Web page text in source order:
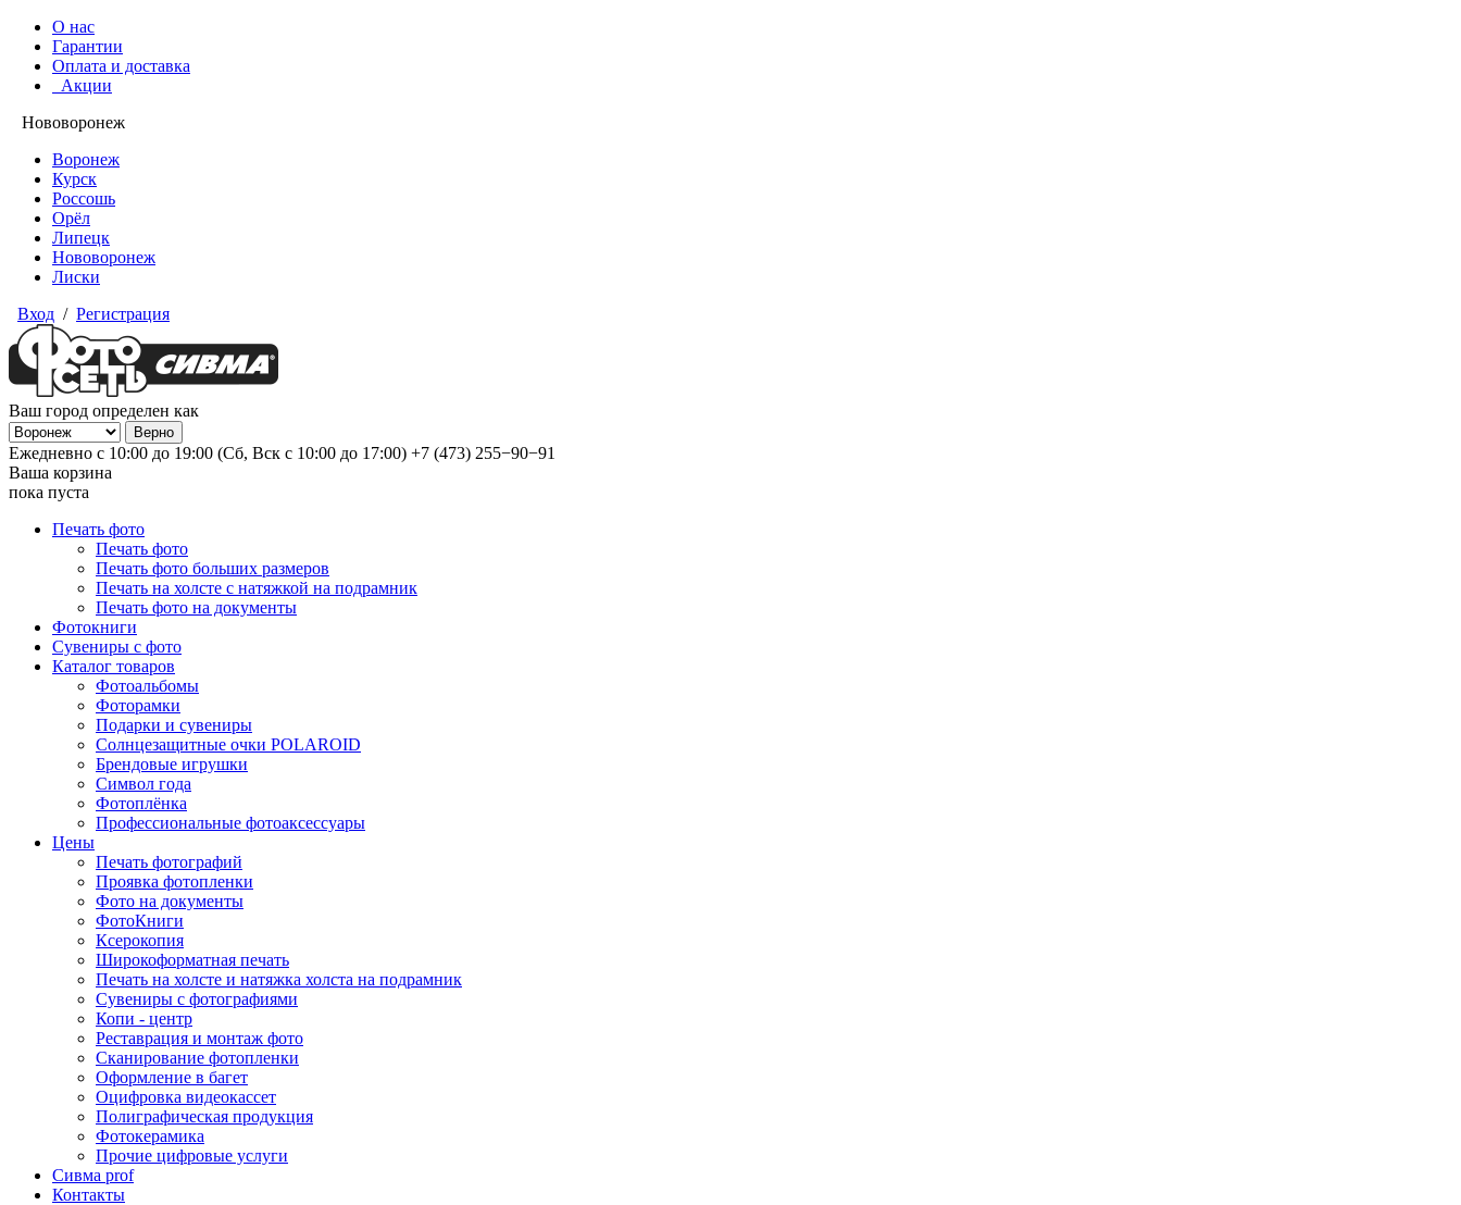
О нас
Гарантии
Оплата и доставка
Акции
Нововоронеж
Воронеж
Курск
Россошь
Орёл
Липецк
Нововоронеж
Лиски
Вход / Регистрация
Ваш город определен как
Ежедневно с 10:00 до 19:00 (Сб, Вск с 10:00 до 17:00) +7 (473) 255−90−91
Ваша корзина
пока пуста
Печать фото
Печать фото
Печать фото больших размеров
Печать на холсте с натяжкой на подрамник
Печать фото на документы
Фотокниги
Сувениры с фото
Каталог товаров
Фотоальбомы
Фоторамки
Подарки и сувениры
Солнцезащитные очки POLAROID
Брендовые игрушки
Символ года
Фотоплёнка
Профессиональные фотоаксессуары
Цены
Печать фотографий
Проявка фотопленки
Фото на документы
ФотоКниги
Ксерокопия
Широкоформатная печать
Печать на холсте и натяжка холста на подрамник
Сувениры с фотографиями
Копи - центр
Реставрация и монтаж фото
Сканирование фотопленки
Оформление в багет
Оцифровка видеокассет
Полиграфическая продукция
Фотокерамика
Прочие цифровые услуги
Сивма prof
Контакты